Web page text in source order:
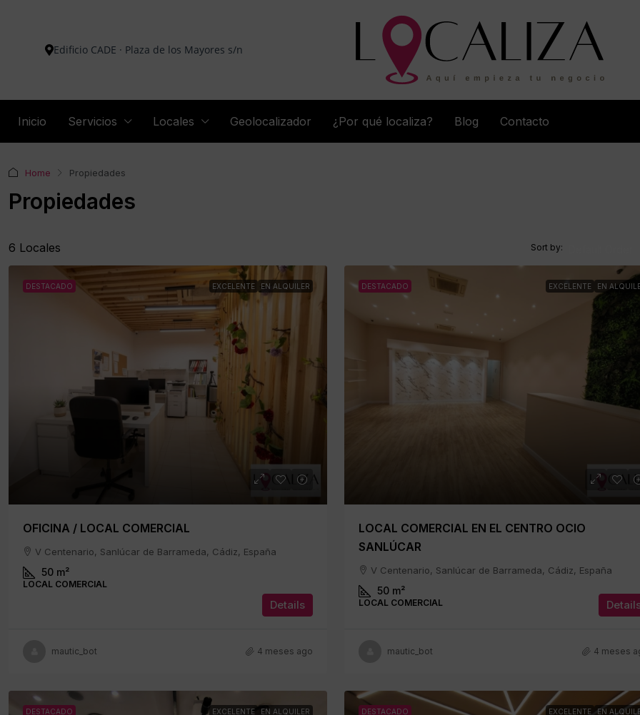
Edificio CADE · Plaza de los Mayores s/n
Inicio Servicios Locales Geolocalizador ¿Por qué localiza? Blog Contacto
Home Propiedades
Propiedades
6 Locales Sort by:
DESTACADO EXCELENTE EN ALQUILER
OFICINA / LOCAL COMERCIAL
V Centenario, Sanlúcar de Barrameda, Cádiz, España
50 m²
LOCAL COMERCIAL
Details
mautic_bot 4 meses ago
DESTACADO EXCELENTE EN
LOCAL COMERCIAL EN EL CENTRO OCIO
SANLÚCAR
V Centenario, Sanlúcar de Barrameda, Cádiz, España
50 m²
LOCAL COMERCIAL
mautic_bot 4 meses
DESTACADO EXCELENTE EN ALQUILER DESTACADO EXCELENTE EN